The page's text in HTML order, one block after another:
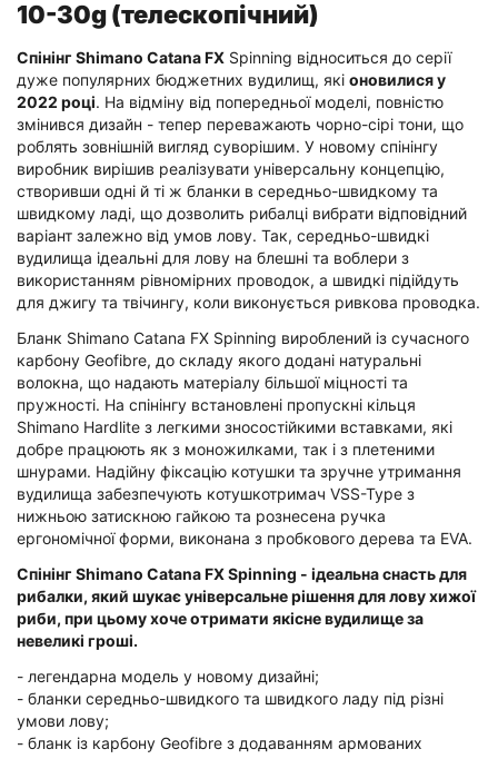
10-30g (телескопічний)
Спінінг Shimano Catana FX Spinning відноситься до серії
дуже популярних бюджетних вудилищ, які оновилися у
2022 році. На відміну від попередньої моделі, повністю
змінився дизайн - тепер переважають чорно-сірі тони, що
роблять зовнішній вигляд суворішим. У новому спінінгу
виробник вирішив реалізувати універсальну концепцію,
створивши одні й ті ж бланки в середньо-швидкому та
швидкому ладі, що дозволить рибалці вибрати відповідний
варіант залежно від умов лову. Так, середньо-швидкі
вудилища ідеальні для лову на блешні та воблери з
використанням рівномірних проводок, а швидкі підійдуть
для джигу та твічингу, коли виконується ривкова проводка.
Бланк Shimano Catana FX Spinning вироблений із сучасного
карбону Geofibre, до складу якого додані натуральні
волокна, що надають матеріалу більшої міцності та
пружності. На спінінгу встановлені пропускні кільця
Shimano Hardlite з легкими зносостійкими вставками, які
добре працюють як з моножилками, так і з плетеними
шнурами. Надійну фіксацію котушки та зручне утримання
вудилища забезпечують котушкотримач VSS-Type з
нижньою затискною гайкою та рознесена ручка
ергономічної форми, виконана з пробкового дерева та EVA.
Спінінг Shimano Catana FX Spinning - ідеальна снасть для
рибалки, який шукає універсальне рішення для лову хижої
риби, при цьому хоче отримати якісне вудилище за
невеликі гроші.
- легендарна модель у новому дизайні;
- бланки середньо-швидкого та швидкого ладу під різні
умови лову;
- бланк із карбону Geofibre з додаванням армованих